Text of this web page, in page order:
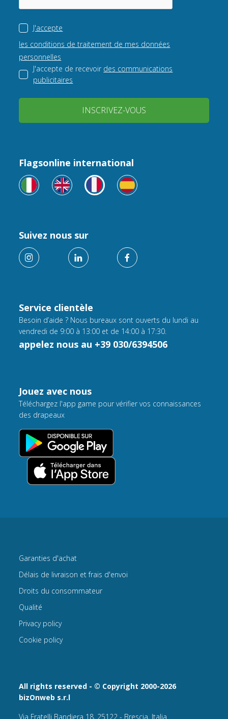
J'accepte
les conditions de traitement de mes données
personnelles
J'accepte de recevoir des communications
publicitaires
INSCRIVEZ-VOUS
Service clientèle
Besoin d’aide ? Nous bureaux sont ouverts du lundi au
vendredi de 9:00 à 13:00 et de 14:00 à 17:30.
appelez nous au +39 030/6394506
Flagsonline international
Suivez nous sur
Jouez avec nous
Téléchargez l'app game pour vérifier vos connaissances
des drapeaux
All rights reserved - © Copyright 2000-2026
bizOnweb s.r.l
Via Fratelli Bandiera 18, 25122 - Brescia, Italia
Garanties d'achat
Délais de livraison et frais d'envoi
Droits du consommateur
Qualité
Privacy policy
Cookie policy